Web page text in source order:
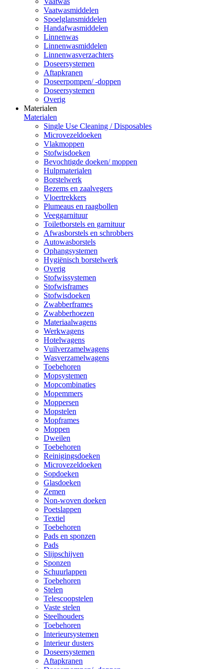
Vaatwasmiddelen
Spoelglansmiddelen
Handafwasmiddelen
Linnenwas
Linnenwasmiddelen
Linnenwasverzachters
Doseersystemen
Aftapkranen
Doseerpompen/ -doppen
Doseersystemen
Overig
Materialen
Materialen
Single Use Cleaning / Disposables
Microvezeldoeken
Vlakmoppen
Stofwisdoeken
Bevochtigde doeken/ moppen
Hulpmaterialen
Borstelwerk
Bezems en zaalvegers
Vloertrekkers
Plumeaus en raagbollen
Veeggarnituur
Toiletborstels en garnituur
Afwasborstels en schrobbers
Autowasborstels
Ophangsystemen
Hygiënisch borstelwerk
Overig
Stofwissystemen
Stofwisframes
Stofwisdoeken
Zwabberframes
Zwabberhoezen
Materiaalwagens
Werkwagens
Hotelwagens
Vuilverzamelwagens
Wasverzamelwagens
Toebehoren
Mopsystemen
Mopcombinaties
Mopemmers
Moppersen
Mopstelen
Mopframes
Moppen
Dweilen
Toebehoren
Reinigingsdoeken
Microvezeldoeken
Sopdoeken
Glasdoeken
Zemen
Non-woven doeken
Poetslappen
Textiel
Toebehoren
Pads en sponzen
Pads
Slijpschijven
Sponzen
Schuurlappen
Toebehoren
Stelen
Telescoopstelen
Vaste stelen
Steelhouders
Toebehoren
Interieursystemen
Interieur dusters
Doseersystemen
Aftapkranen